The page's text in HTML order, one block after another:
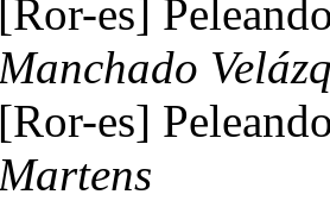
[Ror-es]
[Ror-es]